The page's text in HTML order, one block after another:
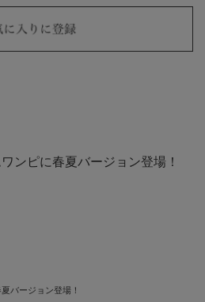
ンピに春夏バージョン登場！
バージョン登場！